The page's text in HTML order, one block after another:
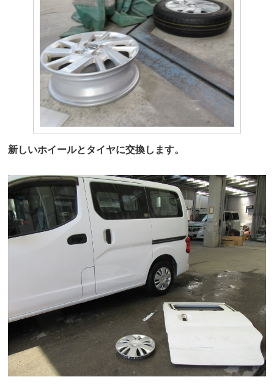
新しいホイールとタイヤに交換します。